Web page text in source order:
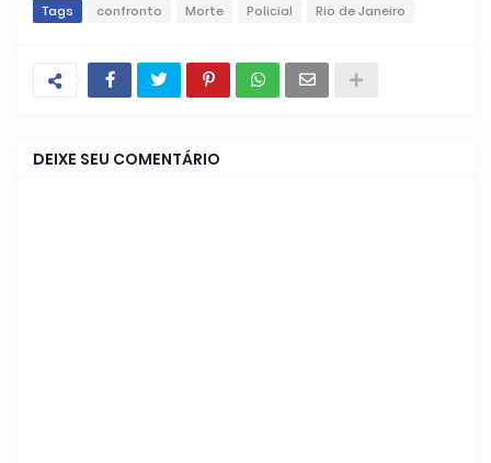
Tags confronto Morte Policial Rio de Janeiro
DEIXE SEU COMENTÁRIO